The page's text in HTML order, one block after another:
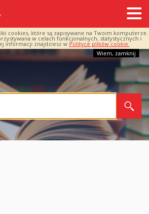
cookies, które są zapisywane na Twoim komputerze.
w celach funkcjonalnych, statystycznych i
informacji znajdziesz w Polityce plików cookie.
Wiem, zamknij